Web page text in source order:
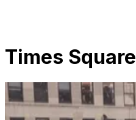
Times Square